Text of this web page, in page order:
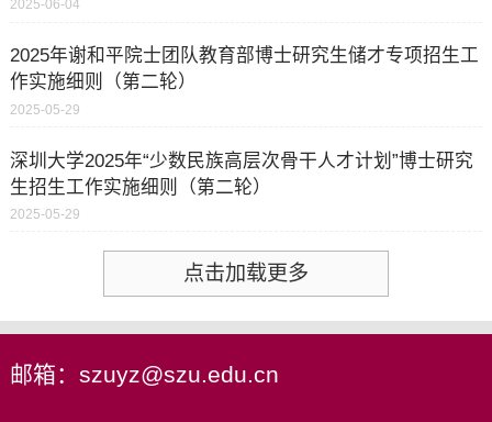
2025-06-04
2025年谢和平院士团队教育部博士研究生储才专项招生工
作实施细则（第二轮）
2025-05-29
深圳大学2025年“少数民族高层次骨干人才计划”博士研究
生招生工作实施细则（第二轮）
2025-05-29
点击加载更多
邮箱：szuyz@szu.edu.cn